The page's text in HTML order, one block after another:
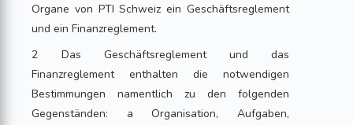
Organe von PTI Schweiz ein Geschäftsreglement
und ein Finanzreglement.
2 Das Geschäftsreglement und das
Finanzreglement enthalten die notwendigen
Bestimmungen namentlich zu den folgenden
Gegenständen: a Organisation, Aufgaben,